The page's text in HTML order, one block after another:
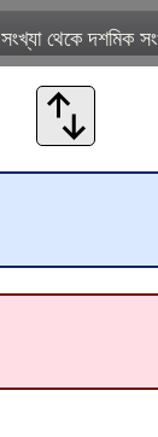
সংখ্যা থেকে দশমিক